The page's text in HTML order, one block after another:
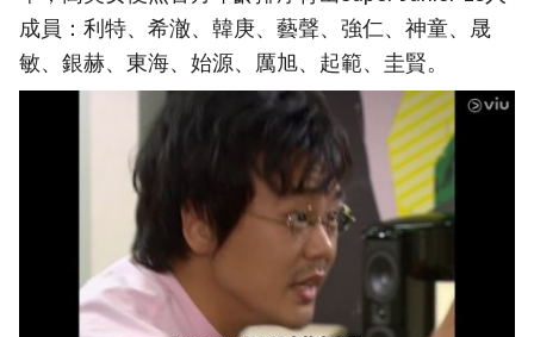
成員：利特、希澈、韓庚、藝聲、強仁、神童、晟
敏、銀赫、東海、始源、厲旭、起範、圭賢。